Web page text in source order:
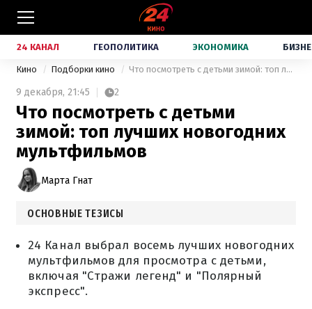
24 КАНАЛ ГЕОПОЛИТИКА ЭКОНОМИКА
Кино Подборки кино Что посмотреть с детьми зимой: топ лучших новогодних мультфильмов
9 декабря, 21:45 2
Что посмотреть с детьми
зимой: топ лучших новогодних
мультфильмов
Марта Гнат
ОСНОВНЫЕ ТЕЗИСЫ
24 Канал выбрал восемь лучших новогодних
мультфильмов для просмотра с детьми,
включая "Стражи легенд" и "Полярный
экспресс".